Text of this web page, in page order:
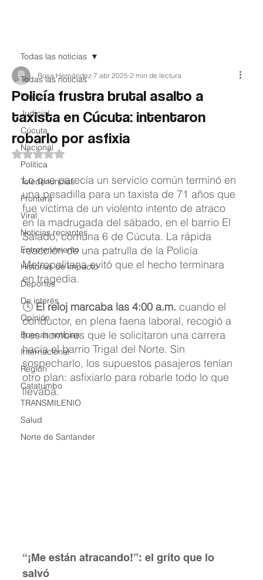
Todas las noticias
EnVivo
Judicial
Cúcuta
Nacional
Política
Teledenuncias
Frontera
Viral
Noticias recientes
Entretenimiento
Historias de impacto
Deportes
De interés
Opinión
Buenas noticias
Internacional
Region
Catatumbo
TRANSMILENIO
Salud
Norte de Santander
Todas las noticias
Policía frustra brutal asalto a
taxista en Cúcuta: intentaron
robarlo por asfixia
Rosa Hernández 7 abr 2025 2 min de lectura
Obtuvo NaN de 5 estrellas.
Lo que parecía un servicio común terminó en
una pesadilla para un taxista de 71 años que
fue víctima de un violento intento de atraco
en la madrugada del sábado, en el barrio El
Salado, comuna 6 de Cúcuta. La rápida
reacción de una patrulla de la Policía
Metropolitana evitó que el hecho terminara
en tragedia.
🕓 El reloj marcaba las 4:00 a.m. cuando el
conductor, en plena faena laboral, recogió a
tres hombres que le solicitaron una carrera
hacia el barrio Trigal del Norte. Sin
sospecharlo, los supuestos pasajeros tenían
otro plan: asfixiarlo para robarle todo lo que
llevaba.
“¡Me están atracando!”: el grito que lo
salvó